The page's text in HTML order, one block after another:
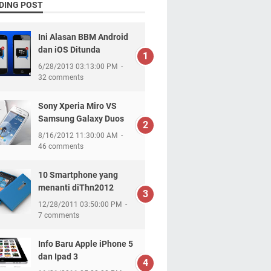
POST
Ini Alasan BBM Android
dan iOS Ditunda
6/28/2013 03:13:00 PM
32 comments
Sony Xperia Miro VS
Samsung Galaxy Duos
8/16/2012 11:30:00 AM
46 comments
10 Smartphone yang
menanti diThn2012
12/28/2011 03:50:00 PM
7 comments
Info Baru Apple iPhone 5
dan Ipad 3